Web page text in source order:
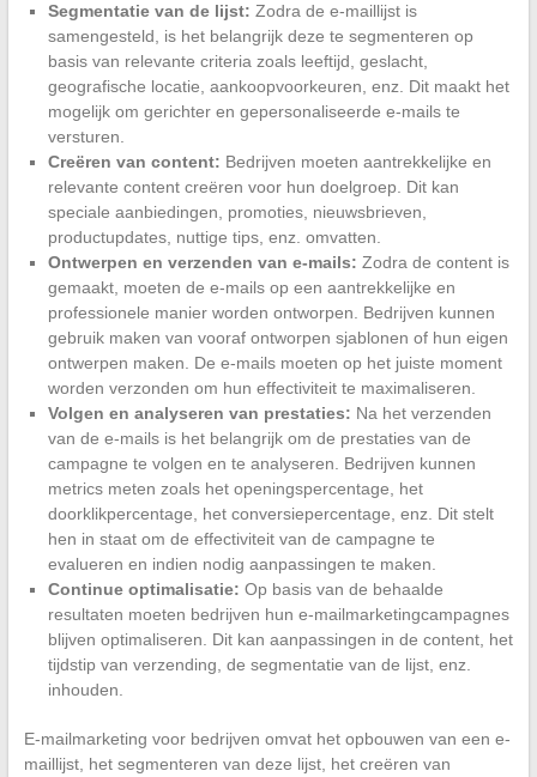
Segmentatie van de lijst: Zodra de e-maillijst is
samengesteld, is het belangrijk deze te segmenteren op
basis van relevante criteria zoals leeftijd, geslacht,
geografische locatie, aankoopvoorkeuren, enz. Dit maakt het
mogelijk om gerichter en gepersonaliseerde e-mails te
versturen.
Creëren van content: Bedrijven moeten aantrekkelijke en
relevante content creëren voor hun doelgroep. Dit kan
speciale aanbiedingen, promoties, nieuwsbrieven,
productupdates, nuttige tips, enz. omvatten.
Ontwerpen en verzenden van e-mails: Zodra de content is
gemaakt, moeten de e-mails op een aantrekkelijke en
professionele manier worden ontworpen. Bedrijven kunnen
gebruik maken van vooraf ontworpen sjablonen of hun eigen
ontwerpen maken. De e-mails moeten op het juiste moment
worden verzonden om hun effectiviteit te maximaliseren.
Volgen en analyseren van prestaties: Na het verzenden
van de e-mails is het belangrijk om de prestaties van de
campagne te volgen en te analyseren. Bedrijven kunnen
metrics meten zoals het openingspercentage, het
doorklikpercentage, het conversiepercentage, enz. Dit stelt
hen in staat om de effectiviteit van de campagne te
evalueren en indien nodig aanpassingen te maken.
Continue optimalisatie: Op basis van de behaalde
resultaten moeten bedrijven hun e-mailmarketingcampagnes
blijven optimaliseren. Dit kan aanpassingen in de content, het
tijdstip van verzending, de segmentatie van de lijst, enz.
inhouden.
E-mailmarketing voor bedrijven omvat het opbouwen van een e-
maillijst, het segmenteren van deze lijst, het creëren van